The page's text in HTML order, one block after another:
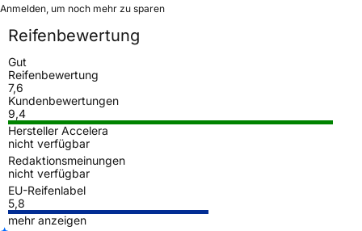
Anmelden, um noch mehr zu sparen
Reifenbewertung
Gut
Reifenbewertung
7,6
Kundenbewertungen
9,4
Hersteller Accelera
nicht verfügbar
Redaktionsmeinungen
nicht verfügbar
EU-Reifenlabel
5,8
mehr anzeigen